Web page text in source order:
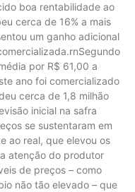
boa rentabilidade ao
cerca de 16% a mais
um ganho adicional
por R$ 61,00 a
ano foi comercializado
cerca de 1,8 milhão
inicial na safra
se sustentaram em
ao real, que elevou os
atenção do produtor
de preços – como
não tão elevado – que